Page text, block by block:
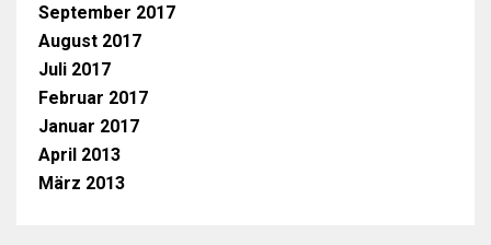
September 2017
August 2017
Juli 2017
Februar 2017
Januar 2017
April 2013
März 2013